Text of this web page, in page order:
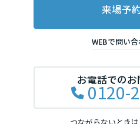
来場予
WEBで問い
お電話での
0120-
つながらないときは